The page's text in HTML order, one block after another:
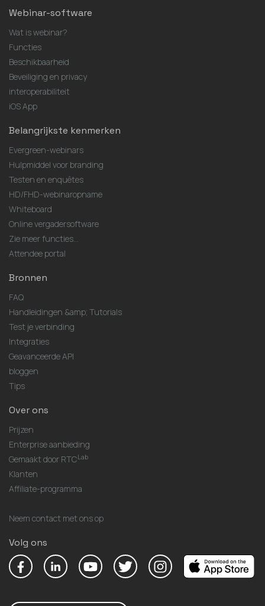
Webinar-software
Wat is webinar?
Functies
Beschikbaarheid
Beveiliging en privacy
interoperabiliteit
iOS App
Belangrijkste kenmerken
Evergreen-webinars
Hulpmiddel voor branding
Testen en enquêtes
HD/FHD-webinaropname
Whiteboard
Online vergadersoftware
Zie meer functies...
Attendee portal
Bronnen
FAQ
Handleidingen &amp; Tutorials
Test je verbinding
Integraties
Geavanceerde API
bloggen
Tips
Over ons
Prijzen
Enterprise aanbieding
Gemaakt door RTCLab
Klanten
Affiliate-programma
Neem contact met ons op
Volg ons